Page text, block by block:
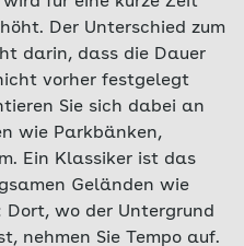
Der Unterschied zum
darin, dass die Dauer
vorher festgelegt
Sie sich dabei an
wie Parkbänken,
Ein Klassiker ist das
Geländen wie
wo der Untergrund
nehmen Sie Tempo auf.